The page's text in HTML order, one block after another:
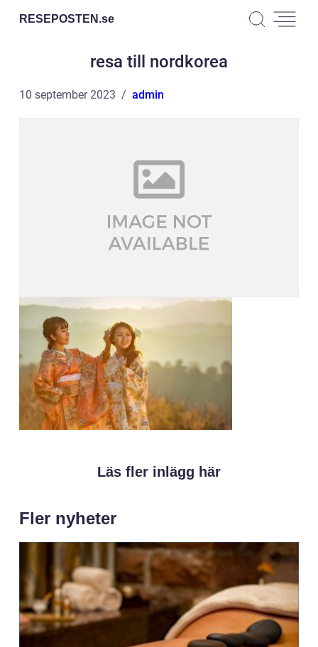
RESEPOSTEN.se
resa till nordkorea
10 september 2023 admin
Läs fler inlägg här
Fler nyheter